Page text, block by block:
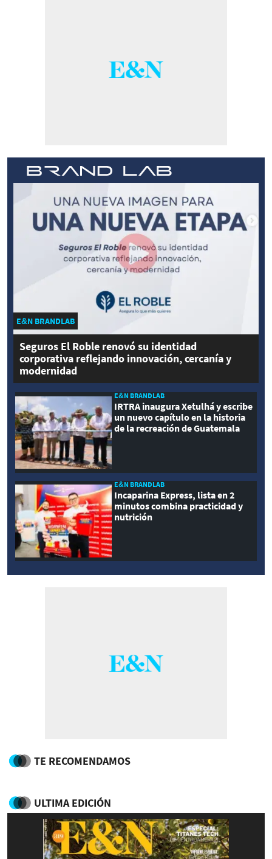
E&N BRANDLAB
Seguros El Roble renovó su identidad
corporativa reflejando innovación, cercanía y
modernidad
E&N BRANDLAB
IRTRA inaugura Xetulhá y escribe
un nuevo capítulo en la historia
de la recreación de Guatemala
E&N BRANDLAB
Incaparina Express, lista en 2
minutos combina practicidad y
nutrición
TE RECOMENDAMOS
ULTIMA EDICIÓN